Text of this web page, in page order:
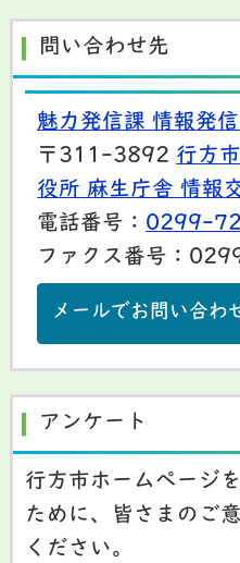
問い合わせ先
魅力発信課 情報発
〒311-3892 行方
役所 麻生庁舎 情報
電話番号： 0299-
ファクス番号：
メールでお問い合わ
アンケート
行方市ホームページ
ために、皆さまのご
ください。